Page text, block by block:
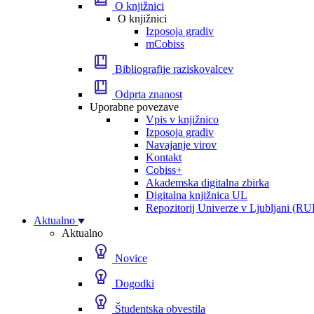
O knjižnici
O knjižnici
Izposoja gradiv
mCobiss
Bibliografije raziskovalcev
Odprta znanost
Uporabne povezave
Vpis v knjižnico
Izposoja gradiv
Navajanje virov
Kontakt
Cobiss+
Akademska digitalna zbirka
Digitalna knjižnica UL
Repozitorij Univerze v Ljubljani
Aktualno
Aktualno
Novice
Dogodki
Študentska obvestila